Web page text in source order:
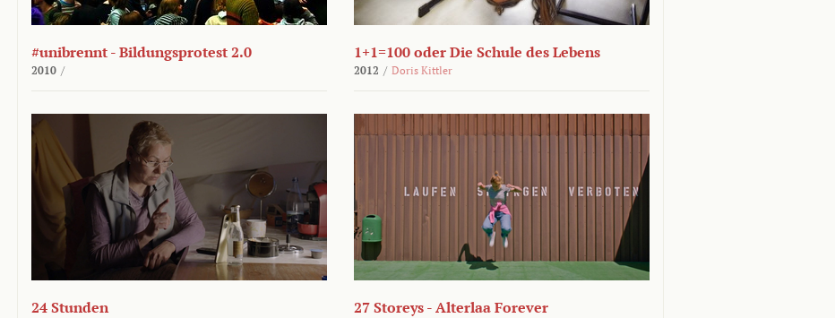
#unibrennt - Bildungsprotest 2.0
2010 /
1+1=100 oder Die Schule des Lebens
2012 / Doris Kittler
24 Stunden 27 Storeys - Alterlaa Forever